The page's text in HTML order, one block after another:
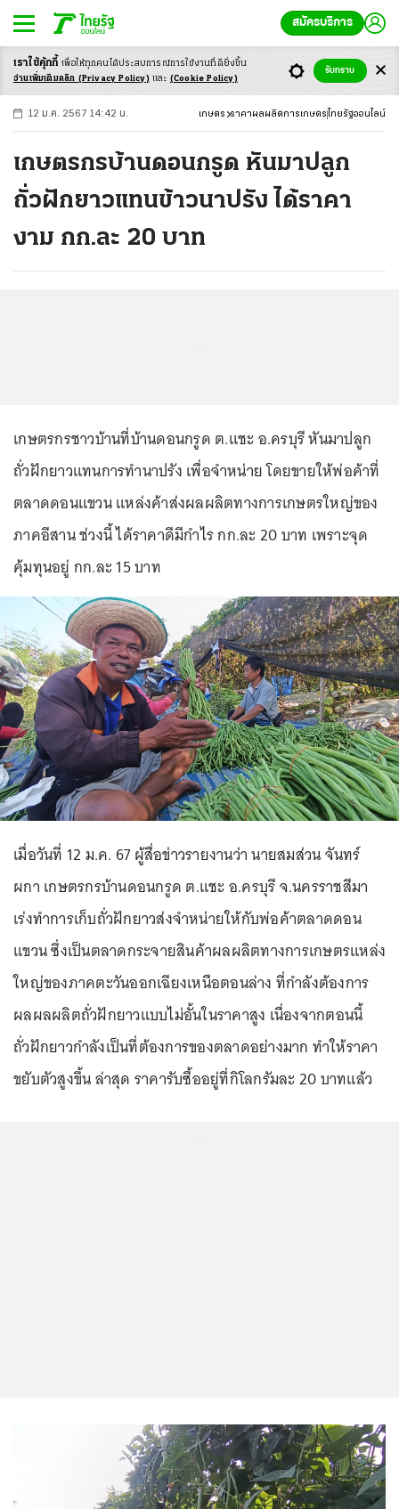
สมัครบริการ
-ก ก ก+
12 ม.ค. 2567 14:42 น. เกษตร ราคาผลผลิตการเกษตร ไทยรัฐออนไลน์
เกษตรกรบ้านดอนกรูด หันมาปลูก
ถั่วฝักยาวแทนข้าวนาปรัง ได้ราคา
งาม กก.ละ 20 บาท
เกษตรกรชาวบ้านที่บ้านดอนกรูด ต.แชะ อ.ครบุรี หันมาปลูก
ถั่วฝักยาวแทนการทำนาปรัง เพื่อจำหน่าย โดยขายให้พ่อค้าที่
ตลาดดอนแขวน แหล่งค้าส่งผลผลิตทางการเกษตรใหญ่ของ
ภาคอีสาน ช่วงนี้ ได้ราคาดีมีกำไร กก.ละ 20 บาท เพราะจุด
คุ้มทุนอยู่ กก.ละ 15 บาท
เมื่อวันที่ 12 ม.ค. 67 ผู้สื่อข่าวรายงานว่า นายสมส่วน จันทร์
ผกา เกษตรกรบ้านดอนกรูด ต.แชะ อ.ครบุรี จ.นครราชสีมา
เร่งทำการเก็บถั่วฝักยาวส่งจำหน่ายให้กับพ่อค้าตลาดดอน
แขวน ซึ่งเป็นตลาดกระจายสินค้าผลผลิตทางการเกษตรแหล่ง
ใหญ่ของภาคตะวันออกเฉียงเหนือตอนล่าง ที่กำลังต้องการ
ผลผลผลิตถั่วฝักยาวแบบไม่อั้นในราคาสูง เนื่องจากตอนนี้
ถั่วฝักยาวกำลังเป็นที่ต้องการของตลาดอย่างมาก ทำให้ราคา
ขยับตัวสูงขึ้น ล่าสุด ราคารับซื้ออยู่ที่กิโลกรัมละ 20 บาทแล้ว
เราใช้คุ้กกี้ เพื่อให้ทุกคนได้ประสบการณ์การใช้งานที่ดียิ่งขึ้น
อ่านเพิ่มเติมคลิก (Privacy Policy) และ (Cookie Policy)
รับทราบ